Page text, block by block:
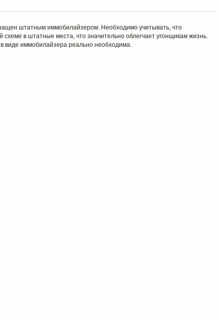
штатным иммобилайзером. Необходимо учитывать, что
в штатные места, что значительно облегчает угонщикам жизнь.
виде иммобилайзера реально необходима.